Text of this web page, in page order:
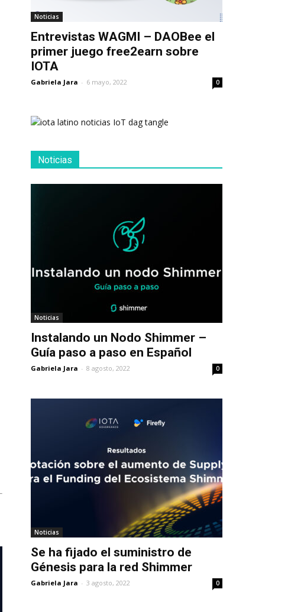
Noticias
Entrevistas WAGMI – DAOBee el
primer juego free2earn sobre
IOTA
Gabriela Jara - 6 mayo, 2022 0
Noticias
Noticias
Instalando un Nodo Shimmer –
Guía paso a paso en Español
Gabriela Jara - 8 agosto, 2022 0
Noticias
Se ha fijado el suministro de
Génesis para la red Shimmer
Gabriela Jara - 3 agosto, 2022 0